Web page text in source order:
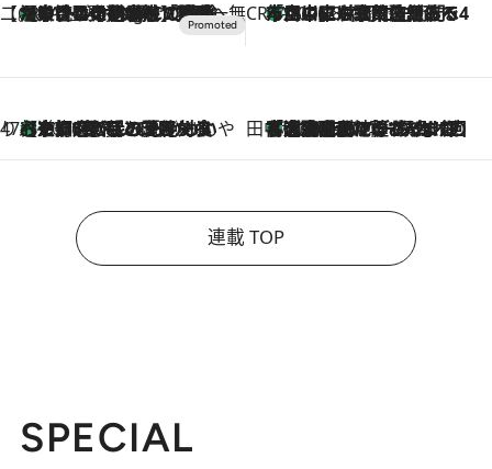
【CREA×星野リゾート】唯一無二。癒しと発見が待つ場所へ
11 Hours Ago
【トンボの足水浴】ヒノキの香りに包まれて涼感マックス！約13℃の湧水かけ流しを避暑地「星野温泉 トンボの湯」で体験 CREA'S CHOICE
2026.8.7
「立川にも歌舞伎があるんだよ」 片岡仁左衛門・市川中車ら豪華座組みで4年目の立川立飛歌舞伎へ
47都道府県の手みやげ ひんやりスイーツで夏を満喫
2026.8.7
【京都府】この夏絶対食べたい 冷やしておいしいおやつ3選 ひと口目から心を掴む新緑のテリーヌ 田中稲の勝手に再ブーム
2026.8.7
「湘南乃風に憧れて」観客大盛上がりの“タオル回し”に、ラッパー顔負けの高速歌唱まで…さだまさし（74）のアグレッシブすぎる現在地
連載 TOP
SPECIAL